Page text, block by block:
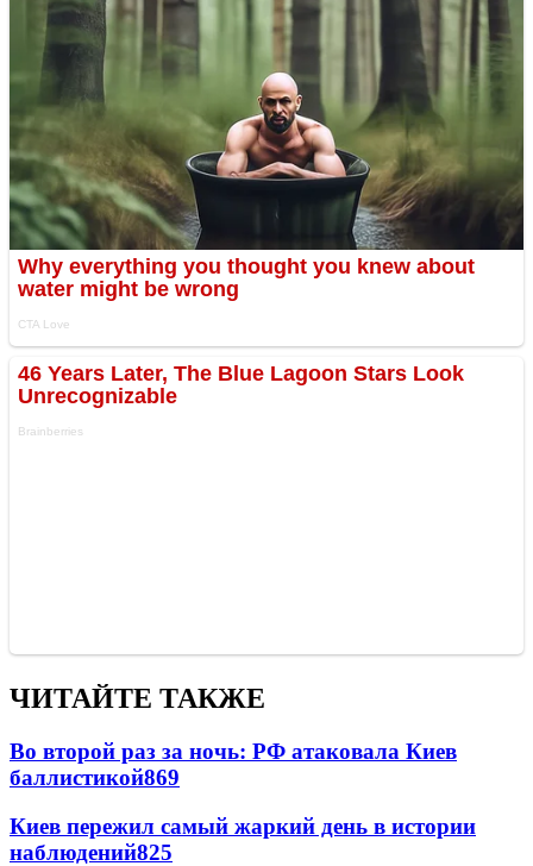
ЧИТАЙТЕ ТАКЖЕ
Во второй раз за ночь: РФ атаковала Киев
баллистикой869
Киев пережил самый жаркий день в истории
наблюдений825